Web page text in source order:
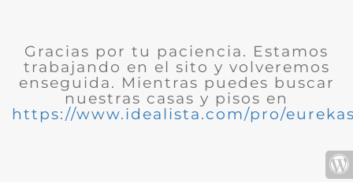
Gracias por tu paciencia. Estamos
trabajando en el sito y volveremos
enseguida. Mientras puedes buscar
nuestras casas y pisos en
https://www.idealista.com/pro/